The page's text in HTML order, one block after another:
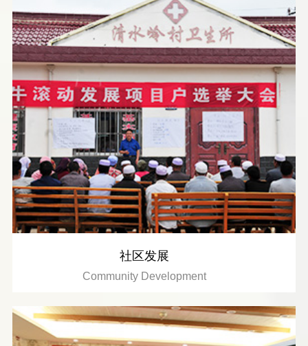
社区发展
Community Development